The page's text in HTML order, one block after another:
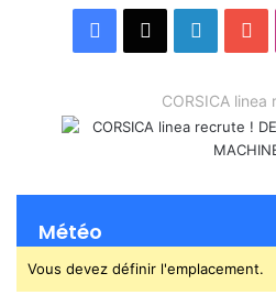
Facebook Linkedin
CORSICA linea
Météo
Vous devez définir l'emplacement.